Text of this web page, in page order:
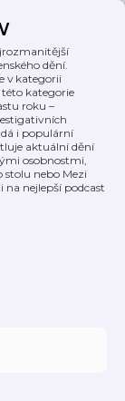
dění.
v kategorii
kategorie
roku –
i populární
aktuální dění
osobnostmi,
stolu nebo Mezi
nejlepší podcast